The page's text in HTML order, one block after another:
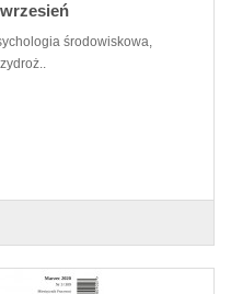
środowiskowa,